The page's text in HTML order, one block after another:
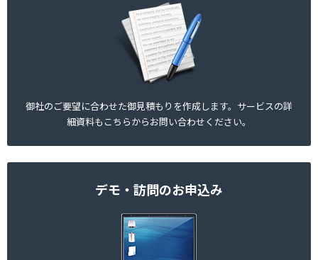
御社のご要望に合わせた御見積もりを作成します。サービスの詳
細資料もこちらからお問い合わせください。
デモ・訪問のお申込み